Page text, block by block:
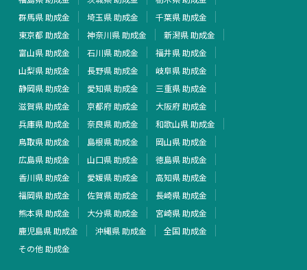
群馬県 助成金
埼玉県 助成金
千葉県 助成金
東京都 助成金
神奈川県 助成金
新潟県 助成金
富山県 助成金
石川県 助成金
福井県 助成金
山梨県 助成金
長野県 助成金
岐阜県 助成金
静岡県 助成金
愛知県 助成金
三重県 助成金
滋賀県 助成金
京都府 助成金
大阪府 助成金
兵庫県 助成金
奈良県 助成金
和歌山県 助成金
鳥取県 助成金
島根県 助成金
岡山県 助成金
広島県 助成金
山口県 助成金
徳島県 助成金
香川県 助成金
愛媛県 助成金
高知県 助成金
福岡県 助成金
佐賀県 助成金
長崎県 助成金
熊本県 助成金
大分県 助成金
宮崎県 助成金
鹿児島県 助成金
沖縄県 助成金
全国 助成金
その他 助成金